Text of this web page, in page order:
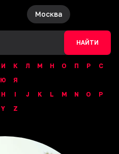
Москва
НАЙТИ
И К Л М Н О П Р
С
Ю
Я
H I J K L M N O
P
Y Z